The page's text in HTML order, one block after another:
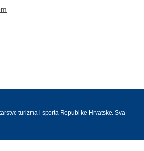
turizma i sporta Republike Hrvatske. Sva